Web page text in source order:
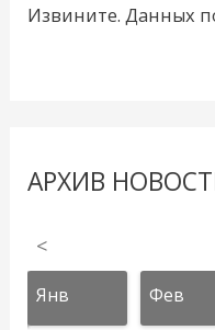
Извините. Данных
АРХИВ
<
Янв Фев